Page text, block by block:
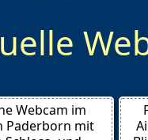
Jagst
Webcam im
Paderborn mit